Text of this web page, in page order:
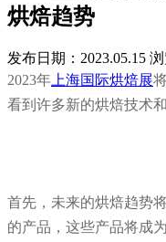
烘焙趋势
发布日期：2023.05.15
2023年 上海国际烘焙展
看到许多新的烘焙技术
首先，未来的烘焙趋势
的产品，这些产品将成